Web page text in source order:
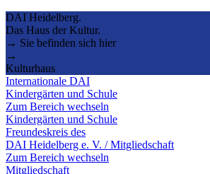
DAI Heidelberg.
Das Haus der Kultur.
→ Sie befinden sich hier
→
Kulturhaus
Internationale DAI
Kindergärten und Schule
Zum Bereich wechseln
Kindergärten und Schule
Freundeskreis des
DAI Heidelberg e. V. / Mitgliedschaft
Zum Bereich wechseln
Mitgliedschaft